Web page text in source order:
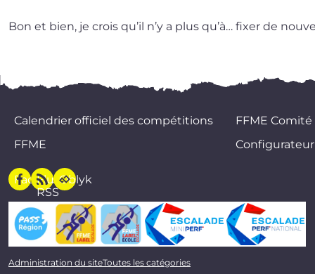
Bon et bien, je crois qu’il n’y a plus qu’à… fixer de
Calendrier officiel des compétitions
FFME
FFME
Facebook
Flux
RSS
Oblyk
Administration du siteToutes les catégories